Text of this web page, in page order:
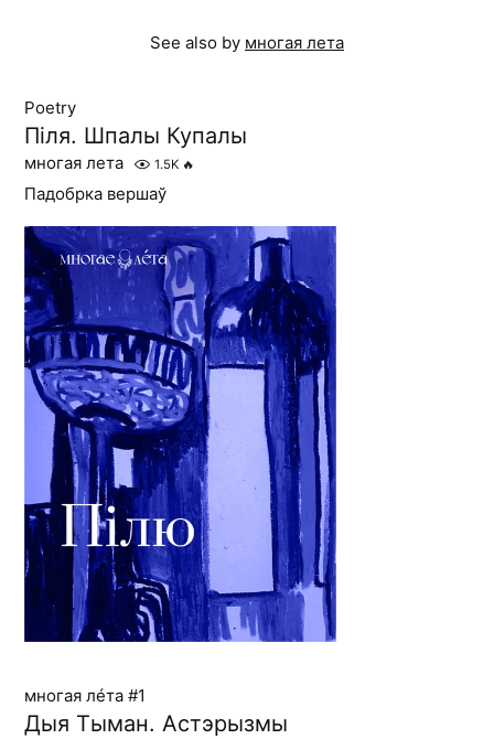
See also by многая лета
Poetry
Піля. Шпалы Купалы
многая лета 1.5K 🔥
Падобрка вершаў
многая лéта #1
Дыя Тыман. Астэрызмы